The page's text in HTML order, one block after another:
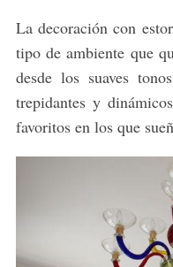
La decoración con
tipo de ambiente que
desde los suaves
trepidantes y
favoritos en los que